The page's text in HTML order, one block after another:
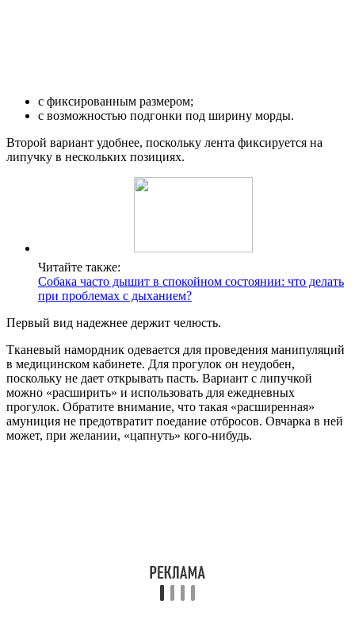
с фиксированным размером;
с возможностью подгонки под ширину морды.
Второй вариант удобнее, поскольку лента фиксируется на
липучку в нескольких позициях.
Читайте также:
Собака часто дышит в спокойном состоянии: что делать
при проблемах с дыханием?
Первый вид надежнее держит челюсть.
Тканевый намордник одевается для проведения манипуляций
в медицинском кабинете. Для прогулок он неудобен,
поскольку не дает открывать пасть. Вариант с липучкой
можно «расширить» и использовать для ежедневных
прогулок. Обратите внимание, что такая «расширенная»
амуниция не предотвратит поедание отбросов. Овчарка в ней
может, при желании, «цапнуть» кого-нибудь.